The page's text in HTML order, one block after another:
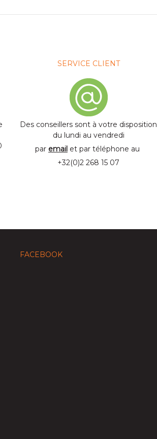
SERVICE CLIENT
Des conseillers sont à votre disposition
du lundi au vendredi
par email et par téléphone au
+32(0)2 268 15 07
FACEBOOK